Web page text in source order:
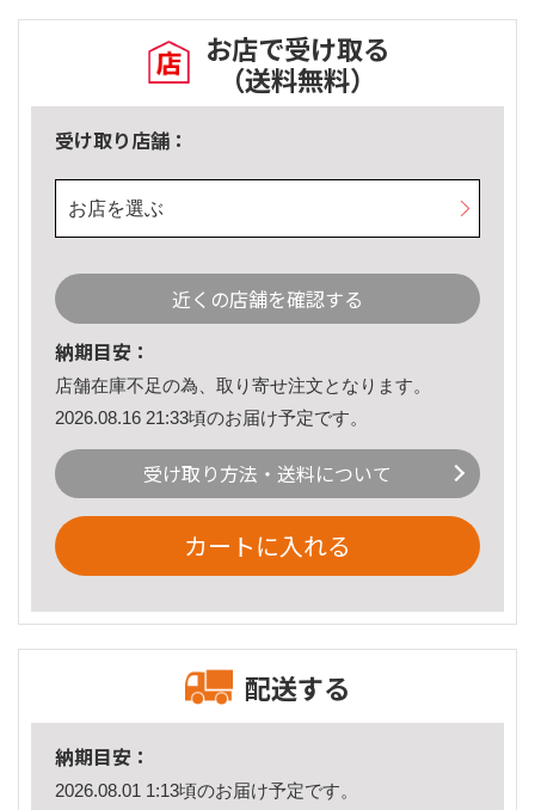
お店で受け取る
（送料無料）
受け取り店舗：
お店を選ぶ
近くの店舗を確認する
納期目安：
店舗在庫不足の為、取り寄せ注文となります。
2026.08.16 21:33頃のお届け予定です。
受け取り方法・送料について
カートに入れる
配送する
納期目安：
2026.08.01 1:13頃のお届け予定です。